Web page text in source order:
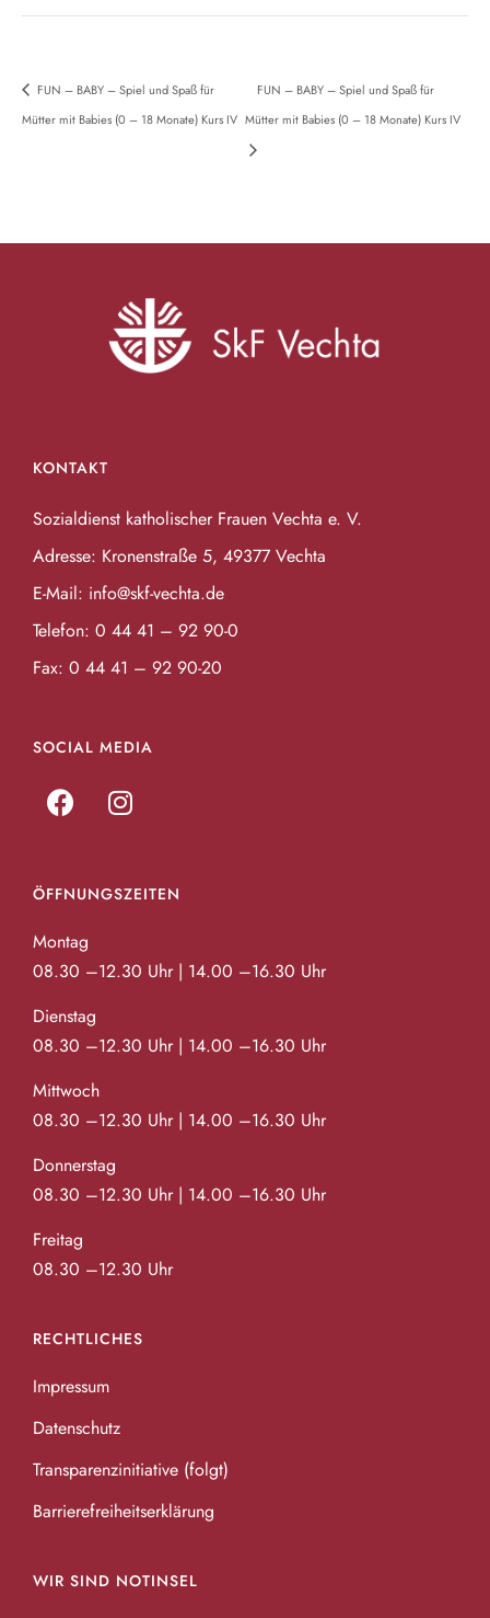
FUN – BABY – Spiel und Spaß für
Mütter mit Babies (0 – 18 Monate) Kurs IV
FUN – BABY – Spiel und Spaß für
Mütter mit Babies (0 – 18 Monate) Kurs IV
KONTAKT
Sozialdienst katholischer Frauen Vechta e. V.
Adresse: Kronenstraße 5, 49377 Vechta
E-Mail: info@skf-vechta.de
Telefon: 0 44 41 – 92 90-0
Fax: 0 44 41 – 92 90-20
SOCIAL MEDIA
ÖFFNUNGSZEITEN
Montag
08.30 –12.30 Uhr | 14.00 –16.30 Uhr
Dienstag
08.30 –12.30 Uhr | 14.00 –16.30 Uhr
Mittwoch
08.30 –12.30 Uhr | 14.00 –16.30 Uhr
Donnerstag
08.30 –12.30 Uhr | 14.00 –16.30 Uhr
Freitag
08.30 –12.30 Uhr
RECHTLICHES
Impressum
Datenschutz
Transparenzinitiative (folgt)
Barrierefreiheitserklärung
WIR SIND NOTINSEL